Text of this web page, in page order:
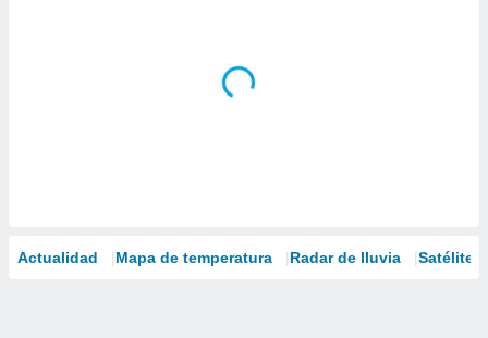
Actualidad Mapa de temperatura Radar de lluvia Satélites